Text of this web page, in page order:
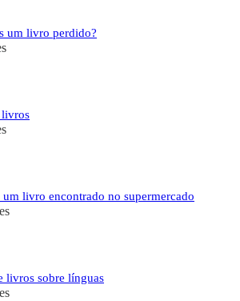
um livro perdido?
livros
livro encontrado no supermercado
livros sobre línguas